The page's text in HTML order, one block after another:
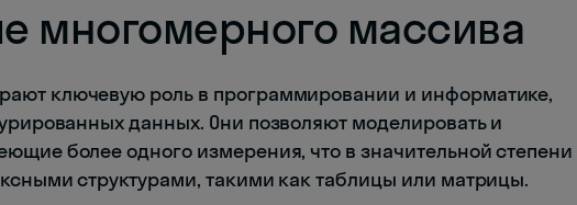
многомерного массива
ключевую роль в программировании и информатике,
данных. Они позволяют моделировать и
более одного измерения, что в значительной степени
структурами, такими как таблицы или матрицы.